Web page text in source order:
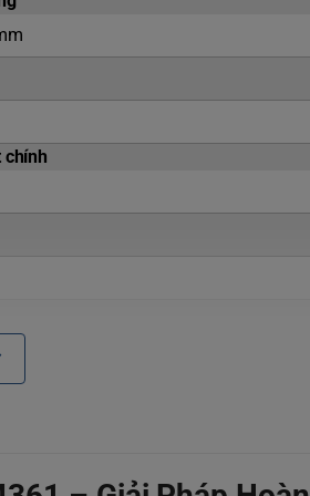
chính
cải thiện lưu thông máu